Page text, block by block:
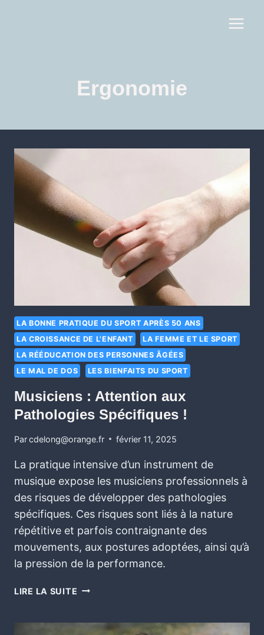
Ergonomie
LA BONNE PRATIQUE DU SPORT APRÈS 50 ANS
LA CROISSANCE DE L'ENFANT
LA FEMME ET LE SPORT
LA RÉÉDUCATION DES PERSONNES ÂGÉES
LE MAL DE DOS
LES BIENFAITS DU SPORT
Musiciens : Attention aux
Pathologies Spécifiques !
Parcdelong@orange.fr février 11, 2025
La pratique intensive d’un instrument de
musique expose les musiciens professionnels à
des risques de développer des pathologies
spécifiques. Ces risques sont liés à la nature
répétitive et parfois contraignante des
mouvements, aux postures adoptées, ainsi qu’à
la pression de la performance.
LIRE LA SUITE